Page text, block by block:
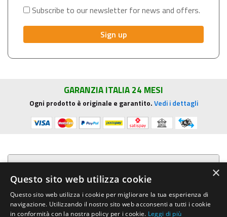
Subscribe to our newsletter for news and offers.
GARANZIA ITALIA 24 MESI
Ogni prodotto è originale e garantito.Vedi i dettagli
Presentazione aziendale
Acquista su R.G. Sound
×
Questo sito web utilizza cookie
Questo sito web utilizza i cookie per migliorare la tua esperienza di
navigazione. Utilizzando il nostro sito web acconsenti a tutti i cookie
in conformità con la nostra policy per i cookie. Leggi di più